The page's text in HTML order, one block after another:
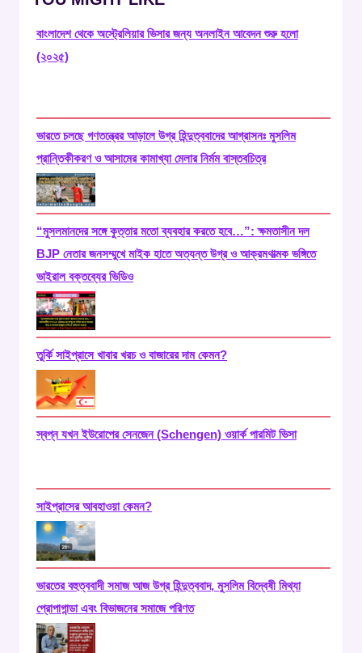
বাংলাদেশ থেকে অস্ট্রেলিয়ার ভিসার জন্য অনলাইন আবেদন শুরু হলো
(২০২৫)
ভারতে চলছে গণতন্ত্রের আড়ালে উগ্র হিন্দুত্ববাদের আগ্রাসনঃ মুসলিম
প্রান্তিকীকরণ ও আসামের কামাখ্যা মেলার নির্মম বাস্তবচিত্র
“মুসলমানদের সঙ্গে কুত্তার মতো ব্যবহার করতে হবে…”: ক্ষমতাসীন দল
BJP নেতার জনসম্মুখে মাইক হাতে অত্যন্ত উগ্র ও আক্রমণাত্মক ভঙ্গিতে
ভাইরাল বক্তব্যের ভিডিও
তুর্কি সাইপ্রাসে খাবার খরচ ও বাজারের দাম কেমন?
স্বপ্ন যখন ইউরোপের সেনজেন (Schengen) ওয়ার্ক পারমিট ভিসা
সাইপ্রাসের আবহাওয়া কেমন?
ভারতের বহুত্ববাদী সমাজ আজ উগ্র হিন্দুত্ববাদ, মুসলিম বিদ্বেষী মিথ্যা
প্রোপাগান্ডা এবং বিভাজনের সমাজে পরিণত